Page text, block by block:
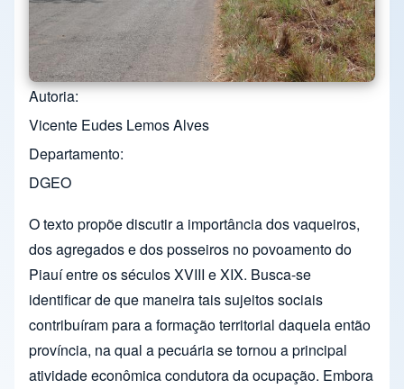
Autoria
Vicente Eudes Lemos Alves
Departamento
DGEO
O texto propõe discutir a importância dos vaqueiros,
dos agregados e dos posseiros no povoamento do
Piauí entre os séculos XVIII e XIX. Busca-se
identificar de que maneira tais sujeitos sociais
contribuíram para a formação territorial daquela então
província, na qual a pecuária se tornou a principal
atividade econômica condutora da ocupação. Embora